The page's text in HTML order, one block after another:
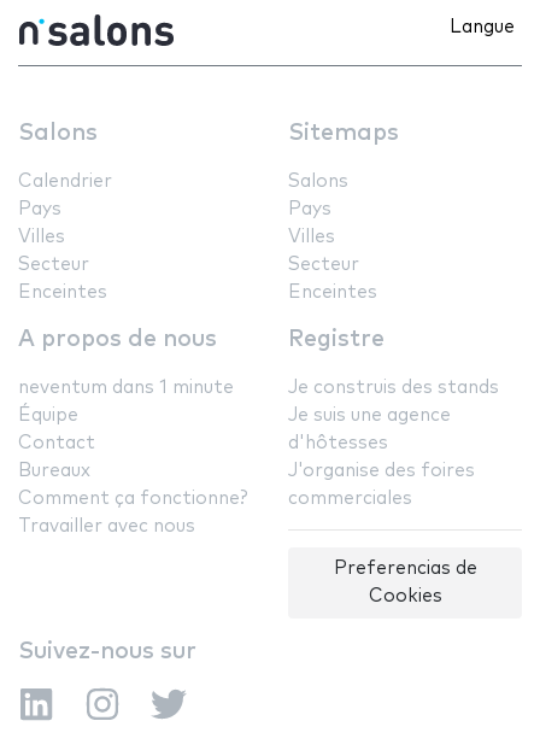
Langue
Salons
Calendrier
Pays
Villes
Secteur
Enceintes
Sitemaps
Salons
Pays
Villes
Secteur
Enceintes
A propos de nous
neventum dans 1 minute
Équipe
Contact
Bureaux
Comment ça fonctionne?
Travailler avec nous
Registre
Je construis des stands
Je suis une agence
d'hôtesses
J'organise des foires
commerciales
Preferencias de
Cookies
Suivez-nous sur